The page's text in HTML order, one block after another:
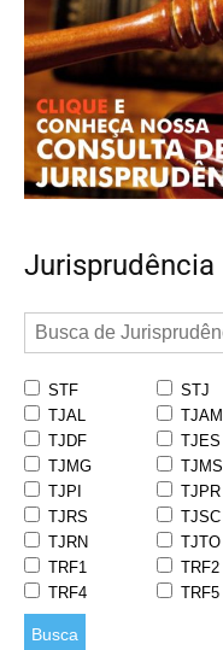
Jurisprudência
STF STJ
TJAL
TJAM
TJDF
TJES
TJMG
TJMS
TJPI
TJPR
TJRS
TJSC
TJRN
TJTO
TRF1
TRF2
TRF4
TRF5
Busca